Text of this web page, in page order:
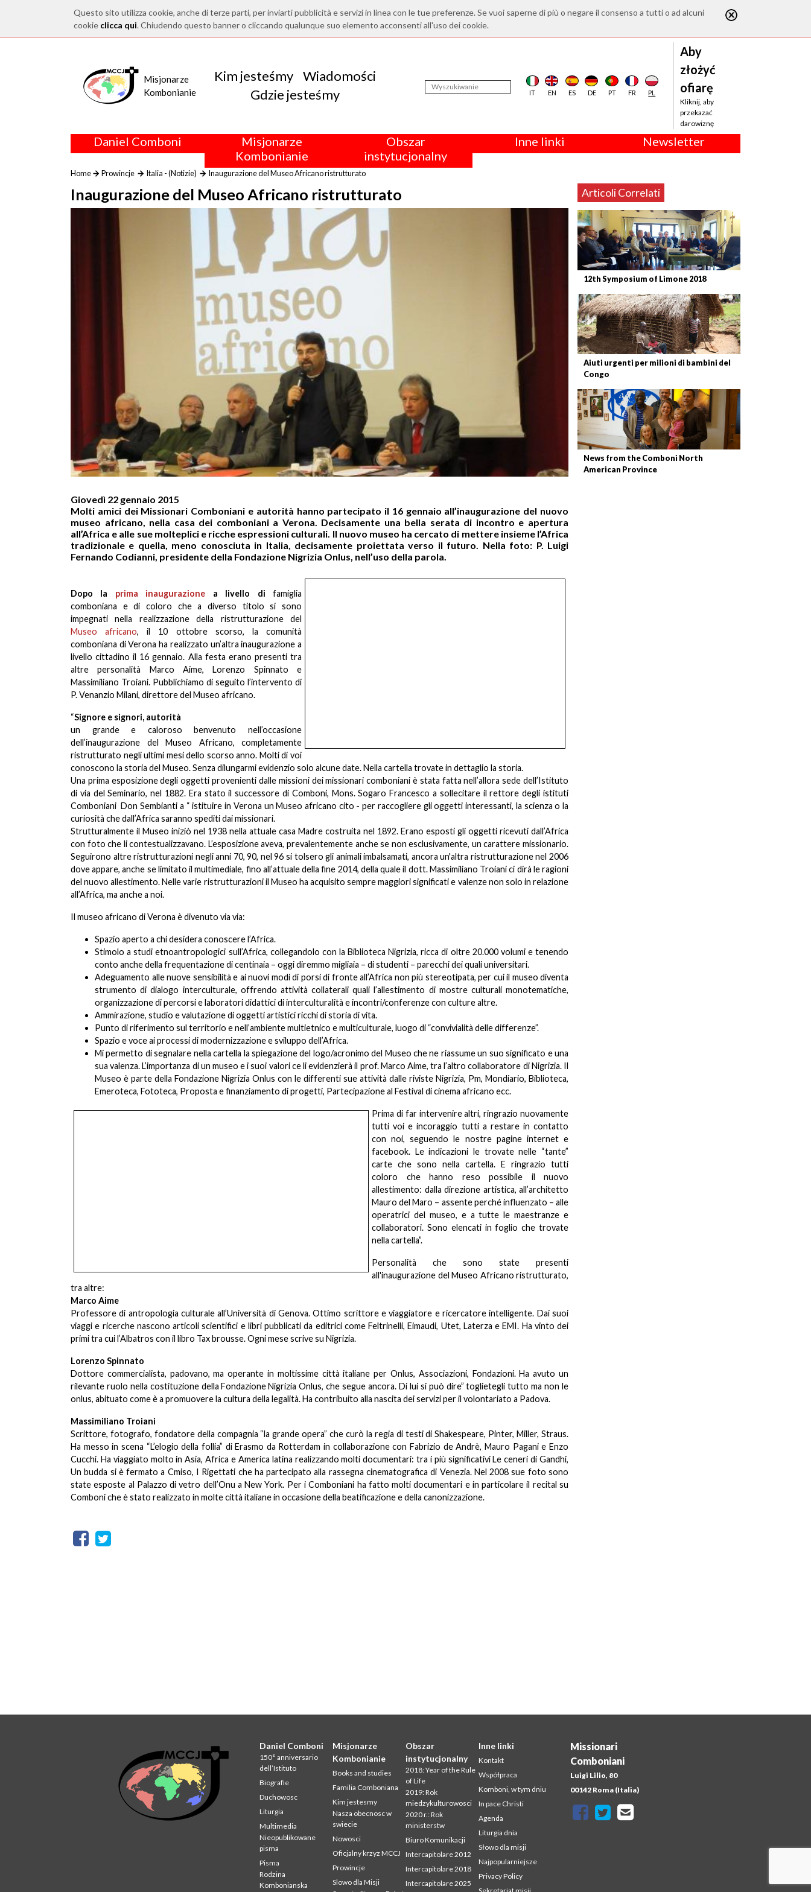
Questo sito utilizza cookie, anche di terze parti, per inviarti pubblicità e servizi in linea con le tue preferenze. Se vuoi saperne di più o negare il consenso a tutti o ad alcuni
cookie clicca qui. Chiudendo questo banner o cliccando qualunque suo elemento acconsenti all'uso dei cookie.
Misjonarze
Kombonianie
Kim jesteśmy
Wiadomości
Gdzie jesteśmy
IT EN ES DE PT FR PL
Aby
złożyć
ofiarę
Kliknij, aby
przekazać
darowiznę
Daniel Comboni
Misjonarze
Kombonianie
Obszar
instytucjonalny
Inne linki Newsletter
Home Prowincje Italia - (Notizie) Inaugurazione del Museo Africano ristrutturato
Inaugurazione del Museo Africano ristrutturato Articoli Correlati
12th Symposium of Limone 2018
Aiuti urgenti per milioni di bambini del
Congo
News from the Comboni North
American Province
Giovedì 22 gennaio 2015
Molti amici dei Missionari Comboniani e autorità hanno partecipato il 16 gennaio all’inaugurazione del nuovo
museo africano, nella casa dei comboniani a Verona. Decisamente una bella serata di incontro e apertura
all’Africa e alle sue molteplici e ricche espressioni culturali. Il nuovo museo ha cercato di mettere insieme l’Africa
tradizionale e quella, meno conosciuta in Italia, decisamente proiettata verso il futuro. Nella foto: P. Luigi
Fernando Codianni, presidente della Fondazione Nigrizia Onlus, nell’uso della parola.
Dopo la prima inaugurazione a livello di famiglia
comboniana e di coloro che a diverso titolo si sono
impegnati nella realizzazione della ristrutturazione del
Museo africano, il 10 ottobre scorso, la comunità
comboniana di Verona ha realizzato un’altra inaugurazione a
livello cittadino il 16 gennaio. Alla festa erano presenti tra
altre personalità Marco Aime, Lorenzo Spinnato e
Massimiliano Troiani. Pubblichiamo di seguito l’intervento di
P. Venanzio Milani, direttore del Museo africano.
“Signore e signori, autorità
un grande e caloroso benvenuto nell’occasione
dell’inaugurazione del Museo Africano, completamente
ristrutturato negli ultimi mesi dello scorso anno. Molti di voi
conoscono la storia del Museo. Senza dilungarmi evidenzio solo alcune date. Nella cartella trovate in dettaglio la storia.
Una prima esposizione degli oggetti provenienti dalle missioni dei missionari comboniani è stata fatta nell’allora sede dell’Istituto
di via del Seminario, nel 1882. Era stato il successore di Comboni, Mons. Sogaro Francesco a sollecitare il rettore degli istituti
Comboniani Don Sembianti a “ istituire in Verona un Museo africano cito - per raccogliere gli oggetti interessanti, la scienza o la
curiosità che dall’Africa saranno spediti dai missionari.
Strutturalmente il Museo iniziò nel 1938 nella attuale casa Madre costruita nel 1892. Erano esposti gli oggetti ricevuti dall’Africa
con foto che li contestualizzavano. L’esposizione aveva, prevalentemente anche se non esclusivamente, un carattere missionario.
Seguirono altre ristrutturazioni negli anni 70, 90, nel 96 si tolsero gli animali imbalsamati, ancora un'altra ristrutturazione nel 2006
dove appare, anche se limitato il multimediale, fino all’attuale della fine 2014, della quale il dott. Massimiliano Troiani ci dirà le ragioni
del nuovo allestimento. Nelle varie ristrutturazioni il Museo ha acquisito sempre maggiori significati e valenze non solo in relazione
all’Africa, ma anche a noi.
Il museo africano di Verona è divenuto via via:
Spazio aperto a chi desidera conoscere l’Africa.
Stimolo a studi etnoantropologici sull’Africa, collegandolo con la Biblioteca Nigrizia, ricca di oltre 20.000 volumi e tenendo
conto anche della frequentazione di centinaia – oggi diremmo migliaia – di studenti – parecchi dei quali universitari.
Adeguamento alle nuove sensibilità e ai nuovi modi di porsi di fronte all’Africa non più stereotipata, per cui il museo diventa
strumento di dialogo interculturale, offrendo attività collaterali quali l’allestimento di mostre culturali monotematiche,
organizzazione di percorsi e laboratori didattici di interculturalità e incontri/conferenze con culture altre.
Ammirazione, studio e valutazione di oggetti artistici ricchi di storia di vita.
Punto di riferimento sul territorio e nell’ambiente multietnico e multiculturale, luogo di “convivialità delle differenze”.
Spazio e voce ai processi di modernizzazione e sviluppo dell’Africa.
Mi permetto di segnalare nella cartella la spiegazione del logo/acronimo del Museo che ne riassume un suo significato e una
sua valenza. L’importanza di un museo e i suoi valori ce li evidenzierà il prof. Marco Aime, tra l’altro collaboratore di Nigrizia. Il
Museo è parte della Fondazione Nigrizia Onlus con le differenti sue attività dalle riviste Nigrizia, Pm, Mondiario, Biblioteca,
Emeroteca, Fototeca, Proposta e finanziamento di progetti, Partecipazione al Festival di cinema africano ecc.
Prima di far intervenire altri, ringrazio nuovamente
tutti voi e incoraggio tutti a restare in contatto
con noi, seguendo le nostre pagine internet e
facebook. Le indicazioni le trovate nelle “tante”
carte che sono nella cartella. E ringrazio tutti
coloro che hanno reso possibile il nuovo
allestimento: dalla direzione artistica, all’architetto
Mauro del Maro – assente perché influenzato – alle
operatrici del museo, e a tutte le maestranze e
collaboratori. Sono elencati in foglio che trovate
nella cartella”.
Personalità che sono state presenti
all'inaugurazione del Museo Africano ristrutturato,
tra altre:
Marco Aime
Professore di antropologia culturale all’Università di Genova. Ottimo scrittore e viaggiatore e ricercatore intelligente. Dai suoi
viaggi e ricerche nascono articoli scientifici e libri pubblicati da editrici come Feltrinelli, Eimaudi, Utet, Laterza e EMI. Ha vinto dei
primi tra cui l’Albatros con il libro Tax brousse. Ogni mese scrive su Nigrizia.
Lorenzo Spinnato
Dottore commercialista, padovano, ma operante in moltissime città italiane per Onlus, Associazioni, Fondazioni. Ha avuto un
rilevante ruolo nella costituzione della Fondazione Nigrizia Onlus, che segue ancora. Di lui si può dire” toglietegli tutto ma non le
onlus, abituato come è a promuovere la cultura della legalità. Ha contribuito alla nascita dei servizi per il volontariato a Padova.
Massimiliano Troiani
Scrittore, fotografo, fondatore della compagnia “la grande opera” che curò la regia di testi di Shakespeare, Pinter, Miller, Straus.
Ha messo in scena “L’elogio della follia” di Erasmo da Rotterdam in collaborazione con Fabrizio de Andrè, Mauro Pagani e Enzo
Cucchi. Ha viaggiato molto in Asia, Africa e America latina realizzando molti documentari: tra i più significativi Le ceneri di Gandhi,
Un budda si è fermato a Cmiso, I Rigettati che ha partecipato alla rassegna cinematografica di Venezia. Nel 2008 sue foto sono
state esposte al Palazzo di vetro dell’Onu a New York. Per i Comboniani ha fatto molti documentari e in particolare il recital su
Comboni che è stato realizzato in molte città italiane in occasione della beatificazione e della canonizzazione.
Missionari
Comboniani
Luigi Lilio, 80
00142 Roma (Italia)
Daniel Comboni
150° anniversario
dell’Istituto
Biografie
Duchowosc
Liturgia
Multimedia
Nieopublikowane
pisma
Pisma
Rodzina
Kombonianska
Misjonarze
Kombonianie
Books and studies
Familia Comboniana
Kim jestesmy
Nasza obecnosc w
swiecie
Nowosci
Oficjalny krzyz MCCJ
Prowincje
Slowo dla Misji
Obszar
instytucjonalny
2018: Year of the Rule
of Life
2019: Rok
miedzykulturowosci
2020 r.: Rok
ministerstw
Biuro Komunikacji
Intercapitolare 2012
Intercapitolare 2018
Intercapitolare 2025
Inne linki
Kontakt
Współpraca
Komboni, w tym dniu
In pace Christi
Agenda
Liturgia dnia
Słowo dla misji
Najpopularniejsze
Privacy Policy